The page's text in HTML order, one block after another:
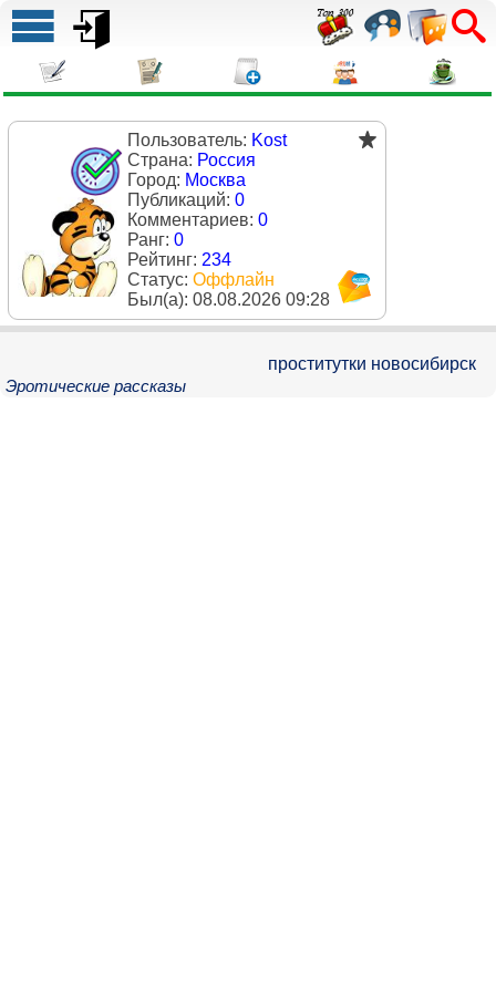
Пользователь: Kost
Страна: Россия
Город: Москва
Публикаций: 0
Комментариев: 0
Ранг: 0
Рейтинг: 234
Статус: Оффлайн
Был(a): 08.08.2026 09:28
Эротические рассказы
проститутки новосибирск